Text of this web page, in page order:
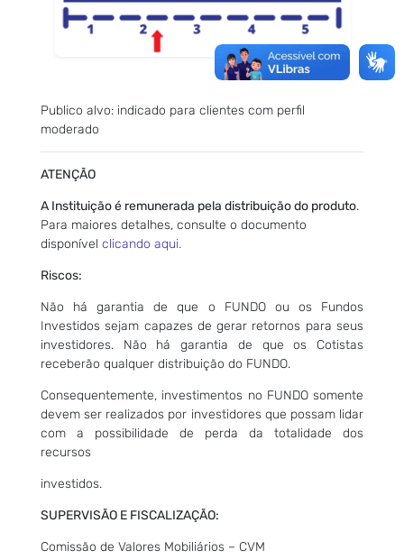
Publico alvo: indicado para clientes com perfil
moderado
ATENÇÃO
A Instituição é remunerada pela distribuição do produto.
Para maiores detalhes, consulte o documento
disponível clicando aqui.
Riscos:
Não há garantia de que o FUNDO ou os Fundos
Investidos sejam capazes de gerar retornos para seus
investidores. Não há garantia de que os Cotistas
receberão qualquer distribuição do FUNDO.
Consequentemente, investimentos no FUNDO somente
devem ser realizados por investidores que possam lidar
com a possibilidade de perda da totalidade dos
recursos
investidos.
SUPERVISÃO E FISCALIZAÇÃO:
Comissão de Valores Mobiliários – CVM